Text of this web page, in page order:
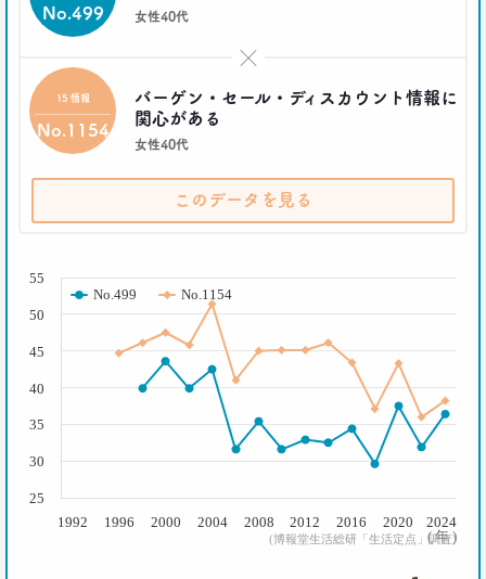
女性40代
No.499
バーゲン・セール・ディスカウント情報に
関心がある
女性40代
15 情報
No.1154
このデータを見る
( 年 )
(博報堂生活総研「生活定点」調査)
No.499 No.1154
1992 1996 2000 2004 2008 2012 2016 2020 2024
30
40
25
35
45
50
55